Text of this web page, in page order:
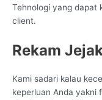
Tehnologi yang dapat
client.
Rekam
Kami sadari kalau
keperluan Anda yakni